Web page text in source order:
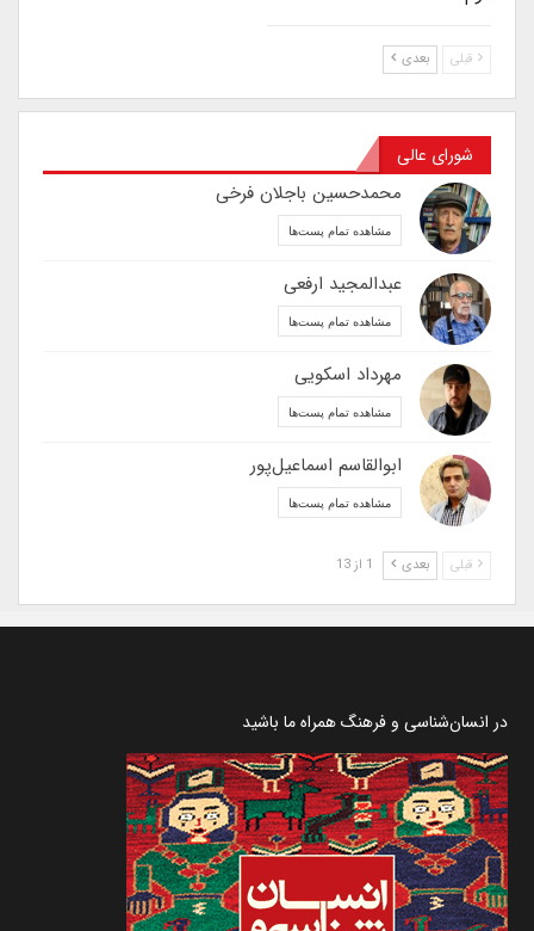
قبلی بعدی
شورای عالی
محمدحسین باجلان فرخی
مشاهده تمام پست‌ها
عبدالمجید ارفعی
مشاهده تمام پست‌ها
مهرداد اسکویی
مشاهده تمام پست‌ها
ابوالقاسم اسماعیل‌پور
مشاهده تمام پست‌ها
قبلی بعدی
در انسان‌شناسی و فرهنگ همراه ما باشید